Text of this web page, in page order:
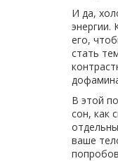
И да,
энергии.
его,
стать
В этой
сон, как
ваше